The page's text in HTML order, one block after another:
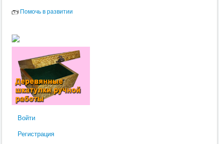
У
Х
Ч
Ш
Щ
Э
Помочь в развитии
Войти
Регистрация